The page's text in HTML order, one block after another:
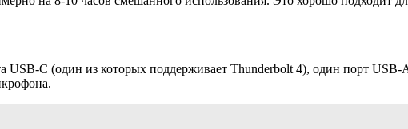
C (один из которых поддерживает Thunderbolt 4), один порт USB-